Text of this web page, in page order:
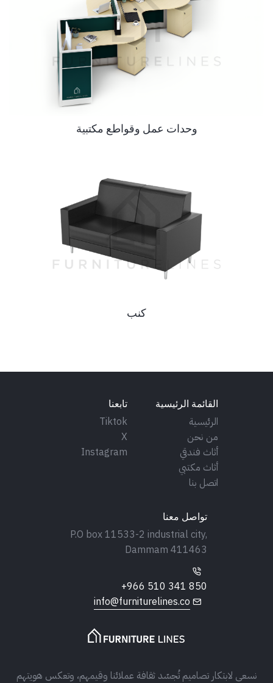
وحدات عمل وقواطع مكتبية
كنب
نسعى لابتكار تصاميم تُجسّد ثقافة عملائنا وقيمهم، وتعكس هويتهم
القائمة الرئيسية
الرئيسية
من نحن
أثاث فندقي
أثاث مكتبي
اتصل بنا
تابعنا
Tiktok
X
Instagram
تواصل معنا
P.O box 11533-2 industrial city,
Dammam 411463
+966 510 341 850
info@furniturelines.co